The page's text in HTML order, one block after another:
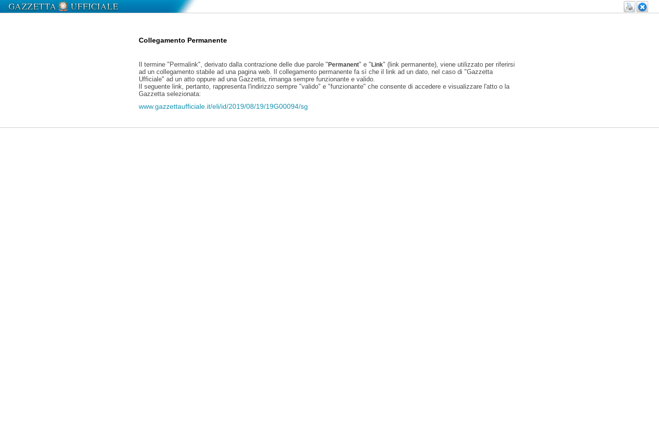
Collegamento Permanente
Il termine "Permalink", derivato dalla contrazione delle due parole "Permanent" e "Link" (link permanente), viene utilizzato per riferirsi
ad un collegamento stabile ad una pagina web. Il collegamento permanente fa sì che il link ad un dato, nel caso di "Gazzetta
Ufficiale" ad un atto oppure ad una Gazzetta, rimanga sempre funzionante e valido.
Il seguente link, pertanto, rappresenta l'indirizzo sempre "valido" e "funzionante" che consente di accedere e visualizzare l'atto o la
Gazzetta selezionata:
www.gazzettaufficiale.it/eli/id/2019/08/19/19G00094/sg